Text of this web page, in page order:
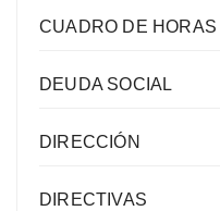
CUADRO DE HORAS
DEUDA SOCIAL
DIRECCIÓN
DIRECTIVAS